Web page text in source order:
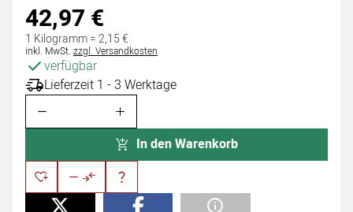
42,97 €
1 Kilogramm =2,15€
Steuerhinweis:
inkl. MwSt. zzgl. Versandkosten
verfügbar
Lieferzeit 1 - 3 Werktage
In den Warenkorb